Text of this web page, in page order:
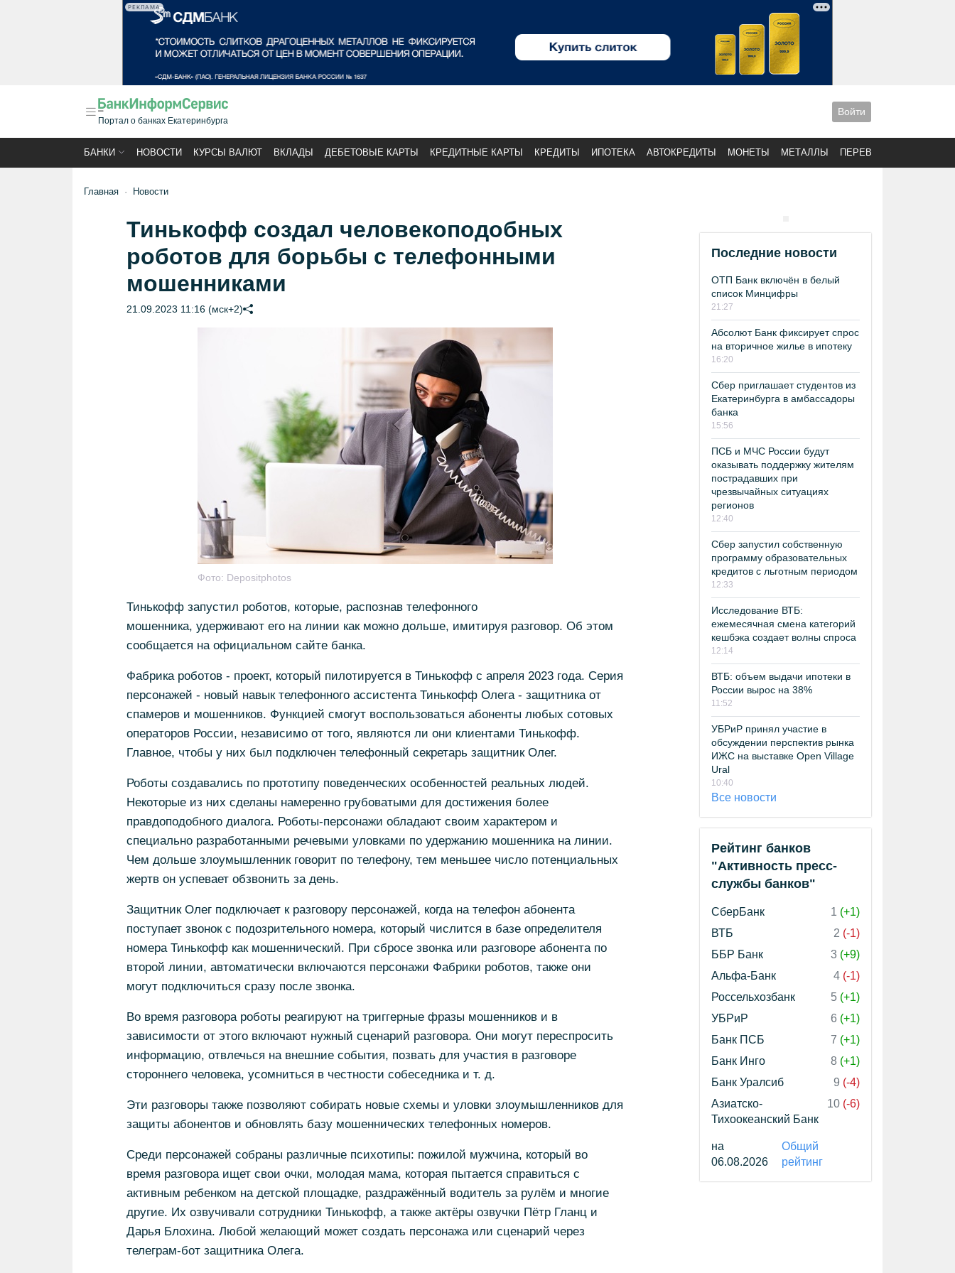
РЕКЛАМА
Портал о банках Екатеринбурга
Войти
БАНКИ НОВОСТИ КУРСЫ ВАЛЮТ ВКЛАДЫ ДЕБЕТОВЫЕ КАРТЫ КРЕДИТНЫЕ КАРТЫ КРЕДИТЫ ИПОТЕКА АВТОКРЕДИТЫ МОНЕТЫ МЕТАЛЛЫ ПЕРЕВОДЫ
Главная Новости
Тинькофф создал человекоподобных
роботов для борьбы с телефонными
мошенниками
21.09.2023 11:16 (мск+2)
Фото: Depositphotos
Тинькофф запустил роботов, которые, распознав телефонного
мошенника, удерживают его на линии как можно дольше, имитируя разговор. Об этом
сообщается на официальном сайте банка.
Фабрика роботов - проект, который пилотируется в Тинькофф с апреля 2023 года. Серия
персонажей - новый навык телефонного ассистента Тинькофф Олега - защитника от
спамеров и мошенников. Функцией смогут воспользоваться абоненты любых сотовых
операторов России, независимо от того, являются ли они клиентами Тинькофф.
Главное, чтобы у них был подключен телефонный секретарь защитник Олег.
Роботы создавались по прототипу поведенческих особенностей реальных людей.
Некоторые из них сделаны намеренно грубоватыми для достижения более
правдоподобного диалога. Роботы-персонажи обладают своим характером и
специально разработанными речевыми уловками по удержанию мошенника на линии.
Чем дольше злоумышленник говорит по телефону, тем меньшее число потенциальных
жертв он успевает обзвонить за день.
Защитник Олег подключает к разговору персонажей, когда на телефон абонента
поступает звонок с подозрительного номера, который числится в базе определителя
номера Тинькофф как мошеннический. При сбросе звонка или разговоре абонента по
второй линии, автоматически включаются персонажи Фабрики роботов, также они
могут подключиться сразу после звонка.
Во время разговора роботы реагируют на триггерные фразы мошенников и в
зависимости от этого включают нужный сценарий разговора. Они могут переспросить
информацию, отвлечься на внешние события, позвать для участия в разговоре
стороннего человека, усомниться в честности собеседника и т. д.
Эти разговоры также позволяют собирать новые схемы и уловки злоумышленников для
защиты абонентов и обновлять базу мошеннических телефонных номеров.
Среди персонажей собраны различные психотипы: пожилой мужчина, который во
время разговора ищет свои очки, молодая мама, которая пытается справиться с
активным ребенком на детской площадке, раздражённый водитель за рулём и многие
другие. Их озвучивали сотрудники Тинькофф, а также актёры озвучки Пётр Гланц и
Дарья Блохина. Любой желающий может создать персонажа или сценарий через
телеграм-бот защитника Олега.
Последние новости
ОТП Банк включён в белый
список Минцифры
21:27
Абсолют Банк фиксирует спрос
на вторичное жилье в ипотеку
16:20
Сбер приглашает студентов из
Екатеринбурга в амбассадоры
банка
15:56
ПСБ и МЧС России будут
оказывать поддержку жителям
пострадавших при
чрезвычайных ситуациях
регионов
12:40
Сбер запустил собственную
программу образовательных
кредитов с льготным периодом
12:33
Исследование ВТБ:
ежемесячная смена категорий
кешбэка создает волны спроса
12:14
ВТБ: объем выдачи ипотеки в
России вырос на 38%
11:52
УБРиР принял участие в
обсуждении перспектив рынка
ИЖС на выставке Open Village
Ural
10:40
Все новости
Рейтинг банков
"Активность пресс-
службы банков"
СберБанк 1 (+1)
ВТБ
2 (-1)
ББР Банк
3 (+9)
Альфа-Банк
4 (-1)
Россельхозбанк
5 (+1)
УБРиР
6 (+1)
Банк ПСБ
7 (+1)
Банк Инго
8 (+1)
Банк Уралсиб
9 (-4)
Азиатско-
Тихоокеанский Банк
10 (-6)
на
06.08.2026
Общий
рейтинг